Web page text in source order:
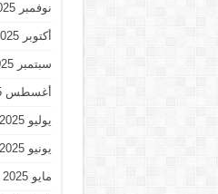
نوفمبر 2025
أكتوبر 2025
سبتمبر 2025
أغسطس 2025
يوليو 2025
يونيو 2025
مايو 2025